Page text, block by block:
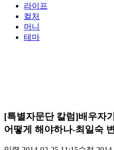
라이프
컬처
머니
테마
[특별자문단 칼럼]배우자
어떻게 해야하나-최일숙